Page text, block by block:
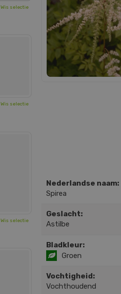
Nederlandse naam:
Spirea
Geslacht:
Astilbe
Bladkleur:
Groen
Vochtigheid:
Vochthoudend
Wis selectie
Wis selectie
Wis selectie